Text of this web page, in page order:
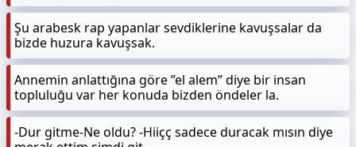
Şu arabesk rap yapanlar sevdiklerine kavuşsalar da
bizde huzura kavuşsak.
Annemin anlattığına göre ”el alem” diye bir insan
topluluğu var her konuda bizden öndeler la.
-Dur gitme-Ne oldu? -Hiiçç sadece duracak mısın diye